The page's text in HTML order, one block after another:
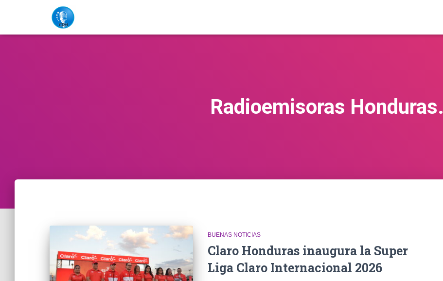
Radioemisoras Honduras.
BUENAS NOTICIAS
Claro Honduras inaugura la Super
Liga Claro Internacional 2026